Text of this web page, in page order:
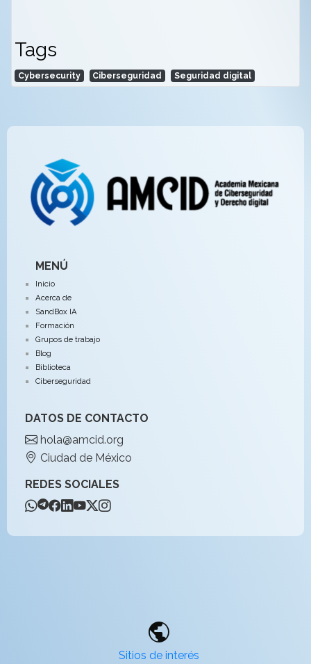
Tags
Cybersecurity Ciberseguridad Seguridad digital
MENÚ
Inicio
Acerca de
SandBox IA
Formación
Grupos de trabajo
Blog
Biblioteca
Ciberseguridad
DATOS DE CONTACTO
hola@amcid.org
Ciudad de México
REDES SOCIALES
public
Sitios de interés